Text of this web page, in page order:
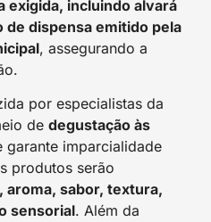
exigida, incluindo alvará
dispensa emitido pela
, assegurando a
por especialistas da
de degustação às
garante imparcialidade
produtos serão
aroma, sabor, textura,
sensorial. Além da